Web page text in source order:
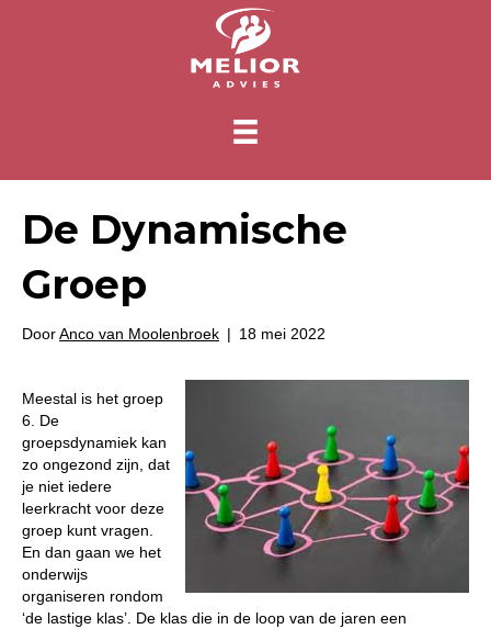
De Dynamische
Groep
DoorAnco van Moolenbroek | 18 mei 2022
Meestal is het groep
6. De
groepsdynamiek kan
zo ongezond zijn, dat
je niet iedere
leerkracht voor deze
groep kunt vragen.
En dan gaan we het
onderwijs
organiseren rondom
‘de lastige klas’. De klas die in de loop van de jaren een